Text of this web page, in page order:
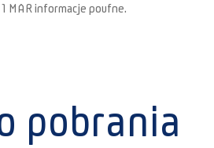
1 MAR informacje poufne.
pobrania